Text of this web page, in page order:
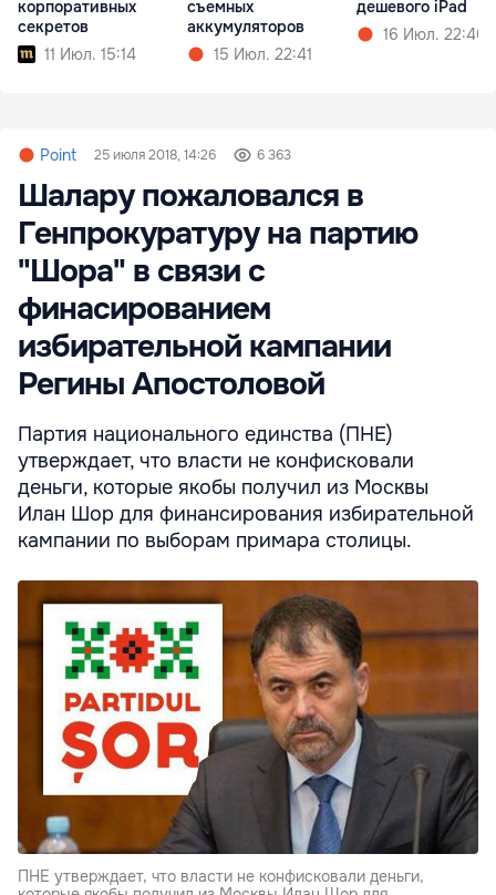
корпоративных
секретов
11 Июл. 15:14
съемных
аккумуляторов
15 Июл. 22:41
дешевого iPad
16 Июл. 22:40
Point 25 июля 2018, 14:26 6 363
Шалару пожаловался в
Генпрокуратуру на партию
"Шора" в связи с
финасированием
избирательной кампании
Регины Апостоловой
Партия национального единства (ПНЕ)
утверждает, что власти не конфисковали
деньги, которые якобы получил из Москвы
Илан Шор для финансирования избирательной
кампании по выборам примара столицы.
ПНЕ утверждает, что власти не конфисковали деньги,